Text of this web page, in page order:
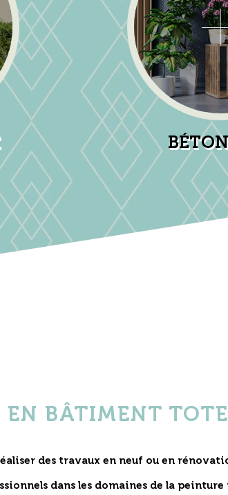
EN BÂTIMENT
des travaux en neuf ou en
dans les domaines de la peinture